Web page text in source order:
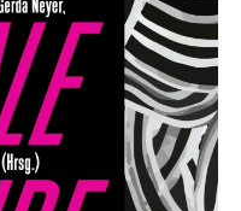
c
h
t
e
n